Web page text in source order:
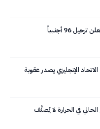
96 أجنبياً
مخالفة.. الاتحاد الإنجليزي يصدر عقوبة
الحالي في الحرارة لا يُصنَّف